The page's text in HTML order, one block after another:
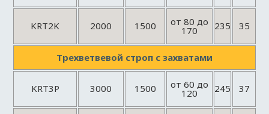
KRT2K 2000 1500 от 80 до
170 235 35
Трехветвевой строп с захватами
KRT3P 3000 1500 от 60 до
120 245 37